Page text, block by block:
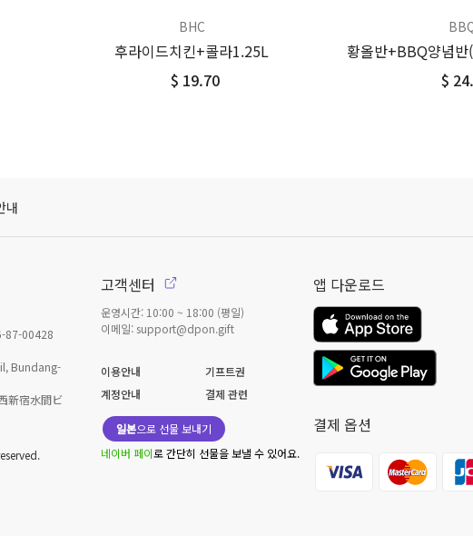
BHC
후라이드치킨+콜라1.25L
$ 19.70
황올반+BBQ양념
$
내
87-00428
Bundang-
新宿水間ビ
고객센터
운영시간: 10:00 ~ 18:00 (평일)
이메일: support@dpon.gift
이용안내
기프트권
계정안내
결제 관련
일본으로 선물 보내기
네이버 페이로 간단히 선물을 보낼 수 있어요.
앱 다운로드
결제 옵션